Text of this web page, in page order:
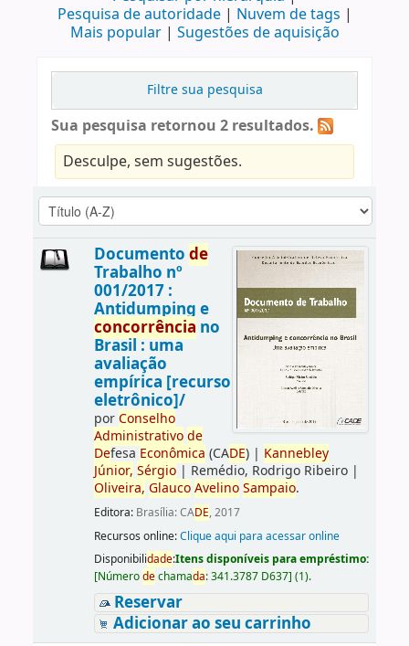
Pesquisa de autoridade
Nuvem de tags
Mais popular
Sugestões de aquisição
Filtre sua pesquisa
Sua pesquisa retornou 2 resultados.
Desculpe, sem sugestões.
Documento de
Trabalho nº
001/2017 :
Antidumping e
concorrência no
Brasil : uma
avaliação
empírica [recurso
eletrônico]/
porConselho
Administrativo de
Defesa Econômica (CADE)| Kannebley
Júnior, Sérgio| Remédio, Rodrigo Ribeiro|
Oliveira, Glauco Avelino Sampaio.
Editora: Brasília: CADE, 2017
Recursos online:Clique aqui para acessar online
Disponibilidade:Itens disponíveis para empréstimo:
[Númerodechamada:341.3787 D637] (1).
Reservar
Adicionar ao seu carrinho